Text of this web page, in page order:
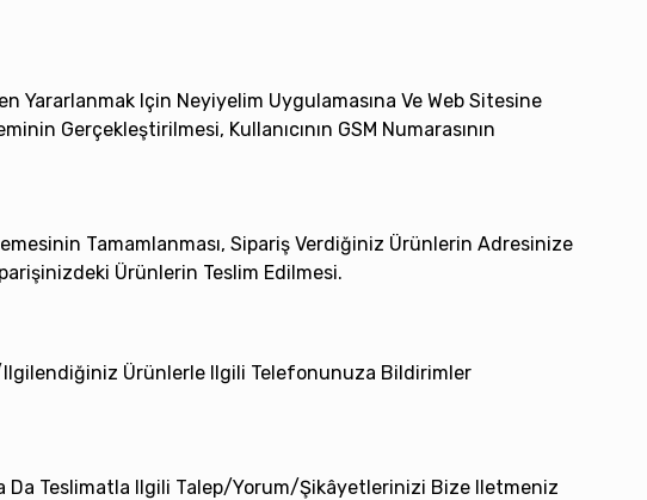
Yararlanmak Için Neyiyelim Uygulamasına Ve Web Sitesine
Gerçekleştirilmesi, Kullanıcının GSM Numarasının
Tamamlanması, Sipariş Verdiğiniz Ürünlerin Adresinize
Ürünlerin Teslim Edilmesi.
ilgilendiğiniz Ürünlerle Ilgili Telefonunuza Bildirimler
Da Teslimatla Ilgili Talep/yorum/şikâyetlerinizi Bize Iletmeniz